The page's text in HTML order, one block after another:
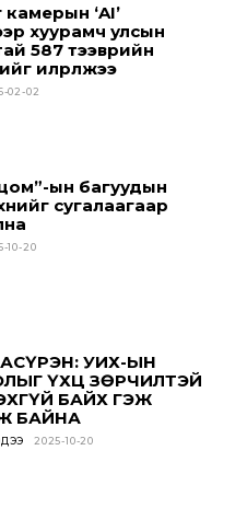
miss
SUBSCRIBE
‘AI’
хуурамч улсын
587 тээврийн
илрүүлжээ
02-02
ын багуудын
сугалаагаар
10-20
УИХ-ЫН
ҮХЦ ЗӨРЧИЛТЭЙ
БАЙХ ГЭЖ
БАЙНА
2025-10-20